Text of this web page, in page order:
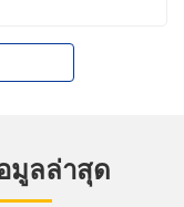
มูลล่าสุด